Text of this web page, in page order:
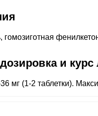
гомозиготная
и курс
мг (1-2 таблетки).